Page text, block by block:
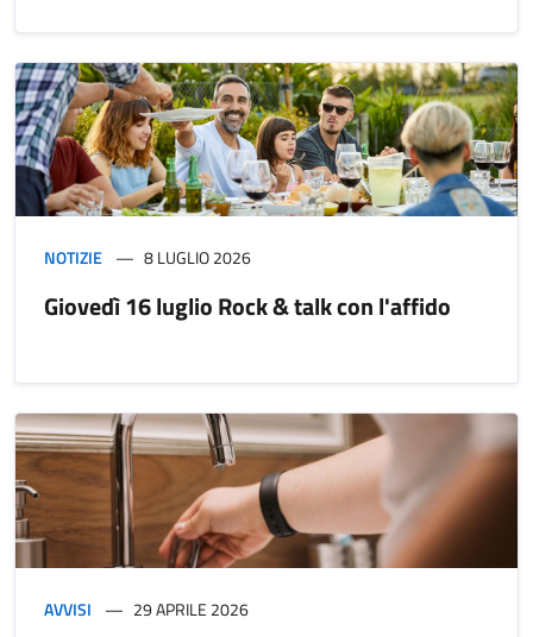
NOTIZIE 8 LUGLIO 2026
Giovedì 16 luglio Rock & talk con l'affido
AVVISI 29 APRILE 2026